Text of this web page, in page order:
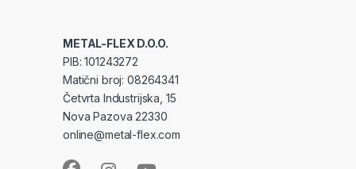
METAL-FLEX D.O.O.
PIB: 101243272
Matični broj: 08264341
Četvrta Industrijska, 15
Nova Pazova 22330
online@metal-flex.com